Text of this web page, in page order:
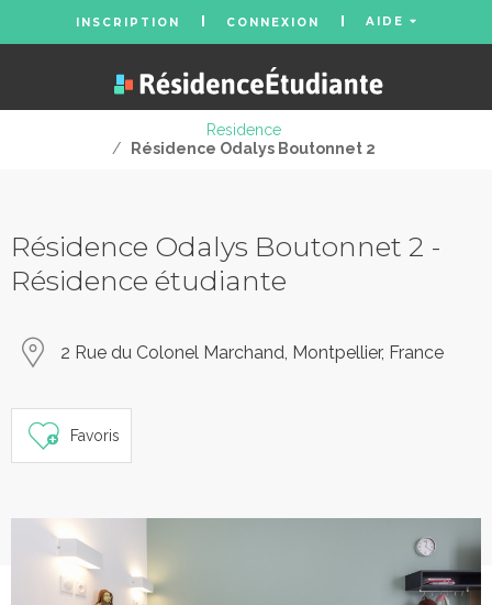
INSCRIPTION CONNEXION AIDE
Residence
/
Résidence Odalys Boutonnet 2
Résidence Odalys Boutonnet 2 -
Résidence étudiante
2 Rue du Colonel Marchand, Montpellier, France
Favoris